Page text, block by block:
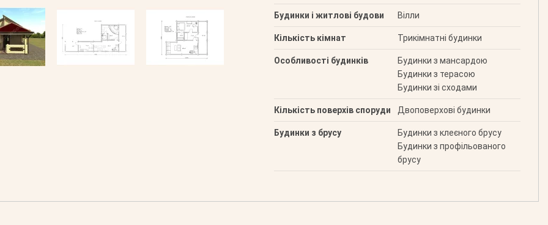
Будинки і житлові будови Вілли
Кількість кімнат Трикімнатні будинки
Особливості будинків
Будинки з мансардою
Будинки з терасою
Будинки зі сходами
Кількість поверхів споруди Двоповерхові будинки
Будинки з брусу
Будинки з клеєного брусу
Будинки з профільованого
брусу